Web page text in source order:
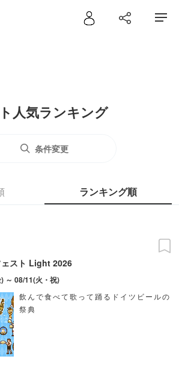
人気ランキング
条件変更
ランキング順
スト Light 2026
～ 08/11(火・祝)
飲んで食べて歌って踊るドイツビールの
祭典